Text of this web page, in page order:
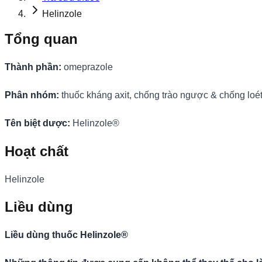
Helinzole
Tổng quan
Thành phần: omeprazole
Phân nhóm: thuốc kháng axit, chống trào ngược & chống loét
Tên biệt dược: Helinzole®
Hoạt chất
Helinzole
Liều dùng
Liều dùng thuốc Helinzole®